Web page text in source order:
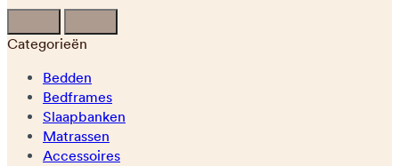
Categorieën
Bedden
Bedframes
Slaapbanken
Matrassen
Accessoires